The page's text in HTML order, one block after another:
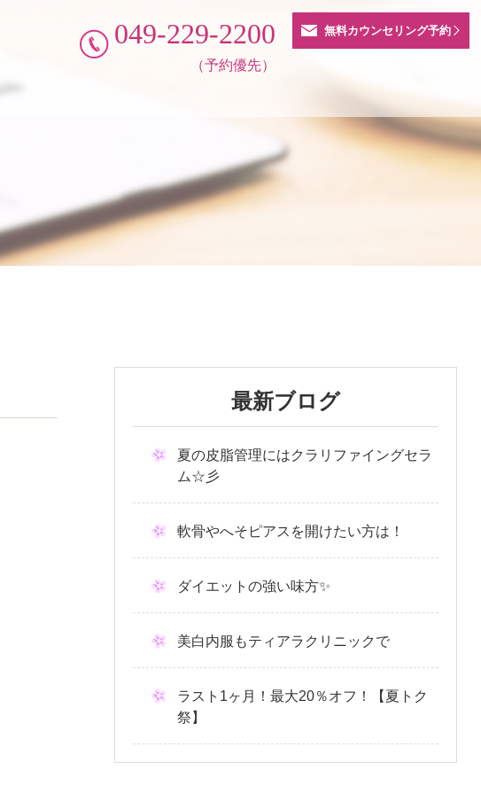
無料カウンセリング予約
049-229-2200
（予約優先）
最新ブログ
夏の皮脂管理にはクラリファイングセラ
ム☆彡
軟骨やへそピアスを開けたい方は！
ダイエットの強い味方✨
美白内服もティアラクリニックで
ラスト1ヶ月！最大20％オフ！【夏トク
祭】